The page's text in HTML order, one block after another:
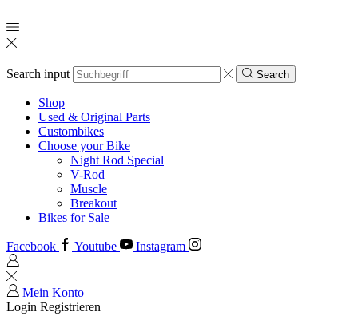
Search input Search
Shop
Used & Original Parts
Custombikes
Choose your Bike
Night Rod Special
V-Rod
Muscle
Breakout
Bikes for Sale
Facebook Youtube Instagram
Mein Konto
Login Registrieren